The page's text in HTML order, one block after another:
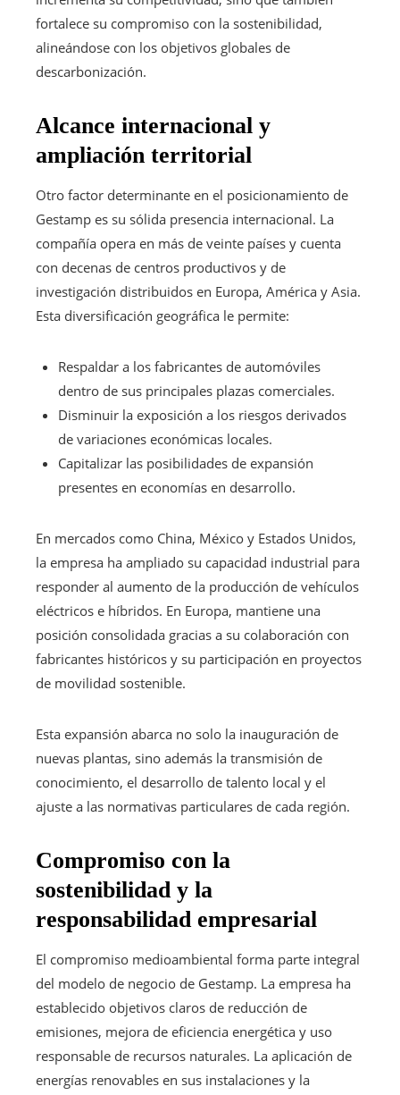
fortalece su compromiso con la sostenibilidad,
alineándose con los objetivos globales de
descarbonización.
Alcance internacional y
ampliación territorial
Otro factor determinante en el posicionamiento de
Gestamp es su sólida presencia internacional. La
compañía opera en más de veinte países y cuenta
con decenas de centros productivos y de
investigación distribuidos en Europa, América y Asia.
Esta diversificación geográfica le permite:
Respaldar a los fabricantes de automóviles
dentro de sus principales plazas comerciales.
Disminuir la exposición a los riesgos derivados
de variaciones económicas locales.
Capitalizar las posibilidades de expansión
presentes en economías en desarrollo.
En mercados como China, México y Estados Unidos,
la empresa ha ampliado su capacidad industrial para
responder al aumento de la producción de vehículos
eléctricos e híbridos. En Europa, mantiene una
posición consolidada gracias a su colaboración con
fabricantes históricos y su participación en proyectos
de movilidad sostenible.
Esta expansión abarca no solo la inauguración de
nuevas plantas, sino además la transmisión de
conocimiento, el desarrollo de talento local y el
ajuste a las normativas particulares de cada región.
Compromiso con la
sostenibilidad y la
responsabilidad empresarial
El compromiso medioambiental forma parte integral
del modelo de negocio de Gestamp. La empresa ha
establecido objetivos claros de reducción de
emisiones, mejora de eficiencia energética y uso
responsable de recursos naturales. La aplicación de
energías renovables en sus instalaciones y la